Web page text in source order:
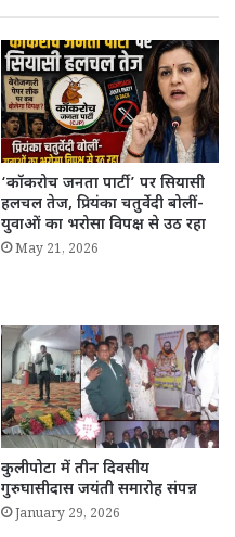
‘कॉकरोच जनता पार्टी’ पर सियासी
हलचल तेज, प्रियंका चतुर्वेदी बोलीं-
युवाओं का भरोसा विपक्ष से उठ रहा
May 21, 2026
कुलीपोटा में तीन दिवसीय
गुरुघासीदास जयंती समारोह संपन्न
January 29, 2026